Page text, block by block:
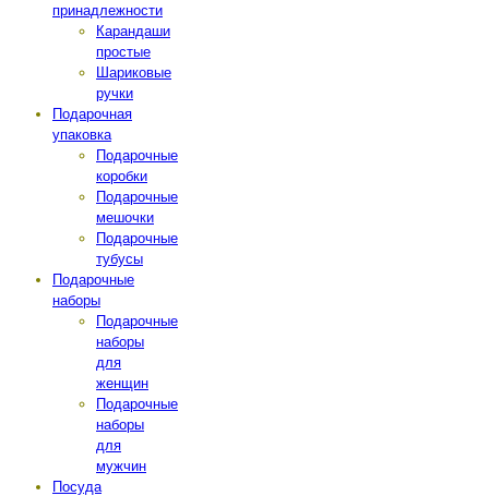
принадлежности
Карандаши
простые
Шариковые
ручки
Подарочная
упаковка
Подарочные
коробки
Подарочные
мешочки
Подарочные
тубусы
Подарочные
наборы
Подарочные
наборы
для
женщин
Подарочные
наборы
для
мужчин
Посуда